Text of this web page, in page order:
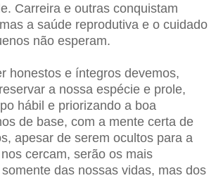
Carreira e outras conquistam
a saúde reprodutiva e o cuidado
não esperam.
honestos e íntegros devemos,
a nossa espécie e prole,
hábil e priorizando a boa
de base, com a mente certa de
apesar de serem ocultos para a
cercam, serão os mais
das nossas vidas, mas dos